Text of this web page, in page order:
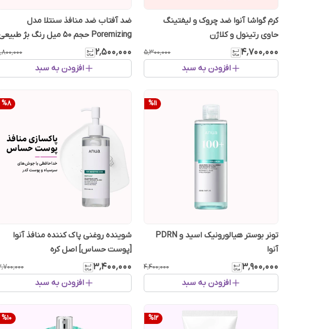
کرم گواشا آنوا ضد چروک و لیفتینگ
حاوی رتینول و کلاژن
۴٬۷۰۰٬۰۰۰ ۵٬۳۰۰٬۰۰۰
افزودن به سبد
ضد آفتاب ضد منافذ سنتلا مدل
Poremizing حجم 50 میل رنگ بژ طبیعی
۲٬۵۰۰٬۰۰۰
افزودن به سبد
%11
تونر بوستر هیالورونیک اسید و PDRN
آنوا
۳٬۹۰۰٬۰۰۰ ۴٬۴۰۰٬۰۰۰
افزودن به سبد
%8
شوینده روغنی پاک کننده منافذ آنوا
[پوست حساس] اصل کره
۳٬۴۰۰٬۰۰۰
افزودن به سبد
%12
%10